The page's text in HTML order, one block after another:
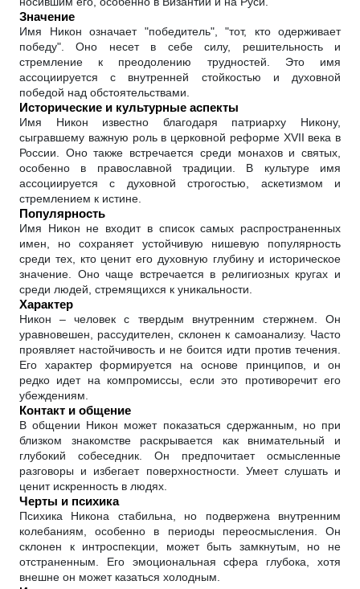
Значение
Имя Никон означает "победитель", "тот, кто одерживает
победу". Оно несет в себе силу, решительность и
стремление к преодолению трудностей. Это имя
ассоциируется с внутренней стойкостью и духовной
победой над обстоятельствами.
Исторические и культурные аспекты
Имя Никон известно благодаря патриарху Никону,
сыгравшему важную роль в церковной реформе XVII века в
России. Оно также встречается среди монахов и святых,
особенно в православной традиции. В культуре имя
ассоциируется с духовной строгостью, аскетизмом и
стремлением к истине.
Популярность
Имя Никон не входит в список самых распространенных
имен, но сохраняет устойчивую нишевую популярность
среди тех, кто ценит его духовную глубину и историческое
значение. Оно чаще встречается в религиозных кругах и
среди людей, стремящихся к уникальности.
Характер
Никон – человек с твердым внутренним стержнем. Он
уравновешен, рассудителен, склонен к самоанализу. Часто
проявляет настойчивость и не боится идти против течения.
Его характер формируется на основе принципов, и он
редко идет на компромиссы, если это противоречит его
убеждениям.
Контакт и общение
В общении Никон может показаться сдержанным, но при
близком знакомстве раскрывается как внимательный и
глубокий собеседник. Он предпочитает осмысленные
разговоры и избегает поверхностности. Умеет слушать и
ценит искренность в людях.
Черты и психика
Психика Никона стабильна, но подвержена внутренним
колебаниям, особенно в периоды переосмысления. Он
склонен к интроспекции, может быть замкнутым, но не
отстраненным. Его эмоциональная сфера глубока, хотя
внешне он может казаться холодным.